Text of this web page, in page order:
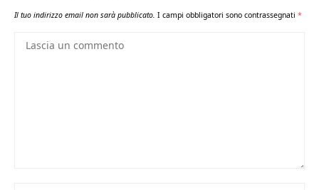
Il tuo indirizzo email non sarà pubblicato. I campi obbligatori sono contrassegnati *